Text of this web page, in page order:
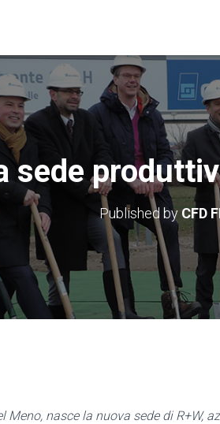
sede
Published by CFD
Meno, nasce la nuova sede di R+W,